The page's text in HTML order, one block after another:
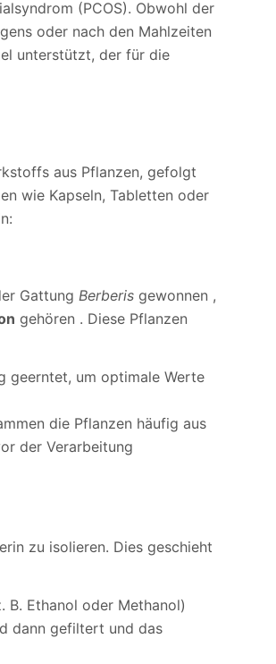
(PCOS). Obwohl der
oder nach den Mahlzeiten
unterstützt, der für die
aus Pflanzen, gefolgt
wie Kapseln, Tabletten oder
Gattung Berberisgewonnen ,
gehören . Diese Pflanzen
geerntet, um optimale Werte
die Pflanzen häufig aus
der Verarbeitung
zu isolieren. Dies geschieht
B. Ethanol oder Methanol)
dann gefiltert und das